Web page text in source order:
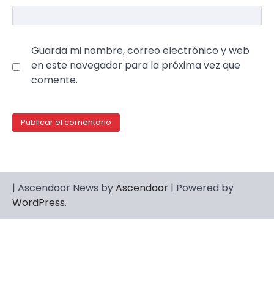
Guarda mi nombre, correo electrónico y web
en este navegador para la próxima vez que
comente.
| Ascendoor News byAscendoor | Powered by
WordPress.